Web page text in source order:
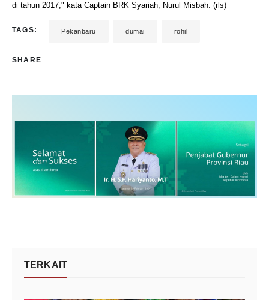
di tahun 2017," kata Captain BRK Syariah, Nurul Misbah. (rls)
TAGS: Pekanbaru dumai rohil
SHARE
TERKAIT